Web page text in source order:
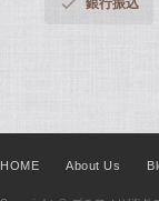
銀行振込
HOME About Us